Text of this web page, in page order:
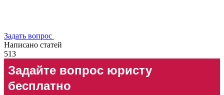
Задать вопрос
Написано статей
513